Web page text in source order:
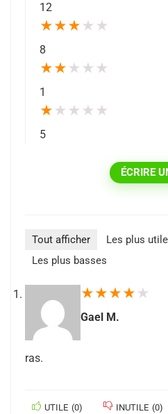
12
★★★ ★ ★
8
★★ ★ ★ ★
1
★ ★ ★ ★ ★
5
ÉCRIRE
Tout afficher Les plus
Les plus basses
★★★★ ★
Gael M.
ras.
UTILE (0) INUTILE (0)